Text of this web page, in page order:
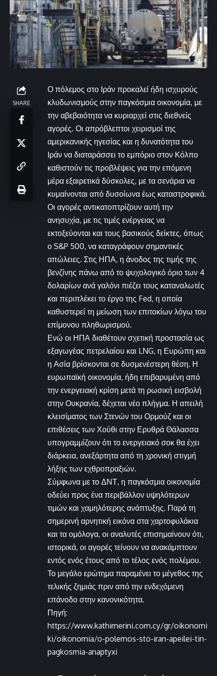
SHARE
Ο πόλεμος στο Ιράν προκαλεί ήδη ισχυρούς
κλυδωνισμούς στην παγκόσμια οικονομία, με
την αβεβαιότητα να κυριαρχεί στις διεθνείς
αγορές. Οι απρόβλεπτοι χειρισμοί της
αμερικανικής ηγεσίας και η δυνατότητα του
Ιράν να διαταράσσει το εμπόριο στον Κόλπο
καθιστούν τις προβλέψεις για την επόμενη
μέρα εξαιρετικά δύσκολες, με τα σενάρια να
κυμαίνονται από δυσοίωνα έως καταστροφικά.
Οι αγορές αντικατοπτρίζουν αυτή την
ανησυχία, με τις τιμές ενέργειας να
εκτοξεύονται και τους βασικούς δείκτες, όπως
ο S&P 500, να καταγράφουν σημαντικές
απώλειες. Στις ΗΠΑ, η άνοδος της τιμής της
βενζίνης πάνω από το ψυχολογικό όριο των 4
δολαρίων ανά γαλόνι πιέζει τους καταναλωτές
και περιπλέκει το έργο της Fed, η οποία
καθυστερεί τη μείωση των επιτοκίων λόγω του
επίμονου πληθωρισμού.
Ενώ οι ΗΠΑ διαθέτουν σχετική προστασία ως
εξαγωγέας πετρελαίου και LNG, η Ευρώπη και
η Ασία βρίσκονται σε δυσμενέστερη θέση. Η
ευρωπαϊκή οικονομία, ήδη επιβαρυμένη από
την ενεργειακή κρίση μετά τη ρωσική εισβολή
στην Ουκρανία, δέχεται νέο πλήγμα. Η απειλή
κλεισίματος των Στενών του Ορμούζ και οι
επιθέσεις των Χούθι στην Ερυθρά Θάλασσα
υπογραμμίζουν ότι το ενεργειακό σοκ θα έχει
διάρκεια, ανεξάρτητα από τη χρονική στιγμή
λήξης των εχθροπραξιών.
Σύμφωνα με το ΔΝΤ, η παγκόσμια οικονομία
οδεύει προς ένα περιβάλλον υψηλότερων
τιμών και χαμηλότερης ανάπτυξης. Παρά τη
σημερινή αρνητική εικόνα στα χαρτοφυλάκια
και τα ομόλογα, οι αναλυτές επισημαίνουν ότι,
ιστορικά, οι αγορές τείνουν να ανακάμπτουν
εντός ενός έτους από το τέλος ενός πολέμου.
Το μεγάλο ερώτημα παραμένει το μέγεθος της
τελικής ζημιάς πριν από την ενδεχόμενη
επάνοδο στην κανονικότητα.
Πηγή:
https://www.kathimerini.com.cy/gr/oikonomi
ki/oikonomia/o-polemos-sto-iran-apeilei-tin-
pagkosmia-anaptyxi